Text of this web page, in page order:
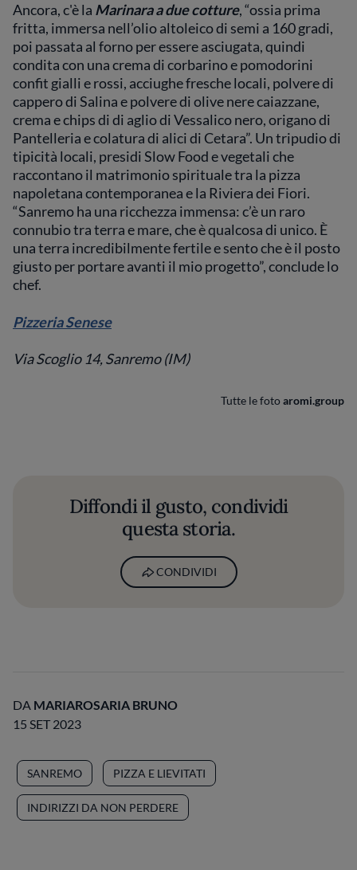
Ancora, c'è la Marinara a due cotture, “ossia prima
fritta, immersa nell’olio altoleico di semi a 160 gradi,
poi passata al forno per essere asciugata, quindi
condita con una crema di corbarino e pomodorini
confit gialli e rossi, acciughe fresche locali, polvere di
cappero di Salina e polvere di olive nere caiazzane,
crema e chips di di aglio di Vessalico nero, origano di
Pantelleria e colatura di alici di Cetara”. Un tripudio di
tipicità locali, presidi Slow Food e vegetali che
raccontano il matrimonio spirituale tra la pizza
napoletana contemporanea e la Riviera dei Fiori.
“Sanremo ha una ricchezza immensa: c’è un raro
connubio tra terra e mare, che è qualcosa di unico. È
una terra incredibilmente fertile e sento che è il posto
giusto per portare avanti il mio progetto”, conclude lo
chef.
Pizzeria Senese
Via Scoglio 14, Sanremo (IM)
Tutte le fotoaromi.group
Diffondi il gusto, condividi
questa storia.
CONDIVIDI
DA MARIAROSARIA BRUNO
15 SET 2023
SANREMO PIZZA E LIEVITATI
INDIRIZZI DA NON PERDERE